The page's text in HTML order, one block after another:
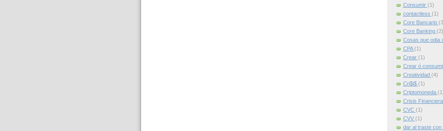
Consumir (1)
contactless (1)
Core Bancario
Core Banking (2)
Cosas que odia
CPA(1)
Crear (1)
Crear ó
Creatividad (4)
Cri$i$ (1)
Criptomoneda
Crisis Financiera
CVC (1)
CVV (1)
dar al traste